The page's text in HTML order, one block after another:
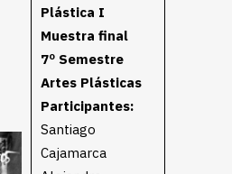
Plástica I
Muestra final
7º Semestre
Artes Plásticas
Participantes:
Santiago
Cajamarca